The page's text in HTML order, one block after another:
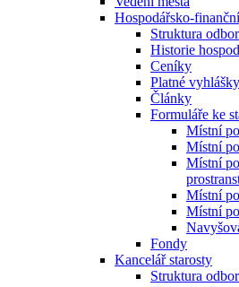
Hospodářsko-
Struktura
Historie
Ceníky
Platné
Články
Formuláře ke
Místní
Místní
Místní
Místní
Místní
Fondy
Kancelář starosty
Struktura